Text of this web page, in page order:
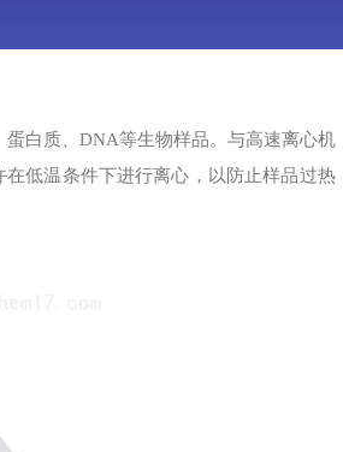
白质、DNA等生物样品。与高速离心机
低温条件下进行离心，以防止样品过热